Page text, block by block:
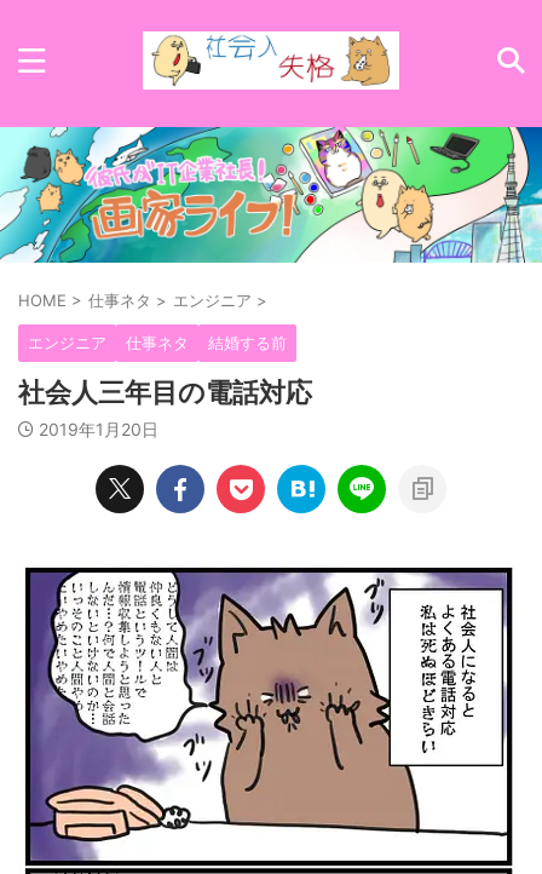
HOME > 仕事ネタ > エンジニア >
エンジニア 仕事ネタ 結婚する前
社会人三年目の電話対応
2019年1月20日